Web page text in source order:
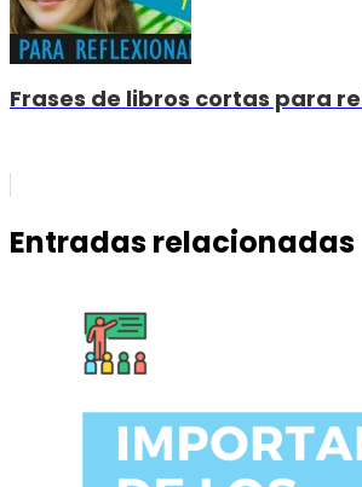
Frases de libros cortas para
Entradas relacionadas